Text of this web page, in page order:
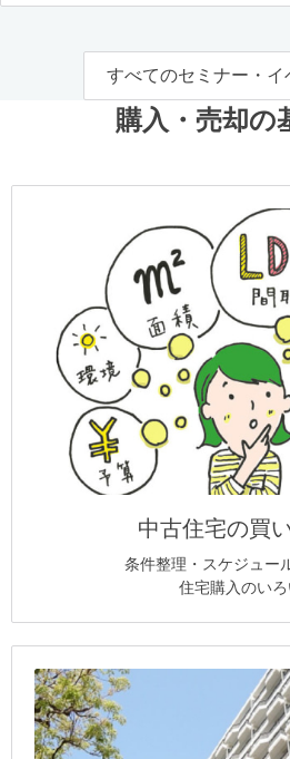
すべてのセミナー・イ
購入・売却の
中古住宅の買
条件整理・スケジュー
住宅購入のいろ